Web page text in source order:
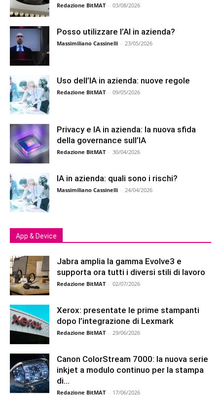
Redazione BitMAT - 03/08/2026
Posso utilizzare l’AI in azienda?
Massimiliano Cassinelli - 23/05/2026
Uso dell’IA in azienda: nuove regole
Redazione BitMAT - 09/05/2026
Privacy e IA in azienda: la nuova sfida
della governance sull’IA
Redazione BitMAT - 30/04/2026
IA in azienda: quali sono i rischi?
Massimiliano Cassinelli - 24/04/2026
App & Device
Jabra amplia la gamma Evolve3 e
supporta ora tutti i diversi stili di lavoro
Redazione BitMAT - 02/07/2026
Xerox: presentate le prime stampanti
dopo l’integrazione di Lexmark
Redazione BitMAT - 29/06/2026
Canon ColorStream 7000: la nuova serie
inkjet a modulo continuo per la stampa
di...
Redazione BitMAT - 17/06/2026